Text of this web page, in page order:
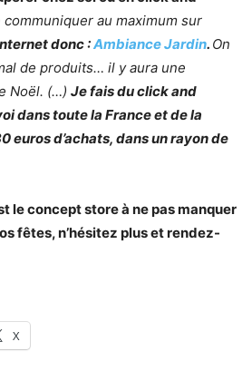
communiquer au maximum sur
donc :Ambiance Jardin. On
de produits… il y aura une
Noël. (…) Je fais du click and
dans toute la France et de la
euros d’achats, dans un rayon de
le concept store à ne pas manquer
fêtes, n’hésitez plus et rendez-
X